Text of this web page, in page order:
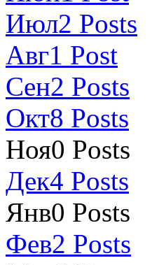
Июл2 Posts
Авг1 Post
Сен2 Posts
Окт8 Posts
Ноя0 Posts
Дек4 Posts
Янв0 Posts
Фев2 Posts